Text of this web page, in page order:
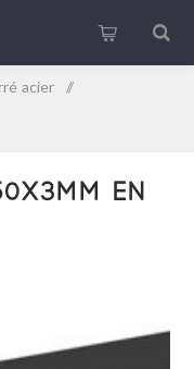
acier /
en